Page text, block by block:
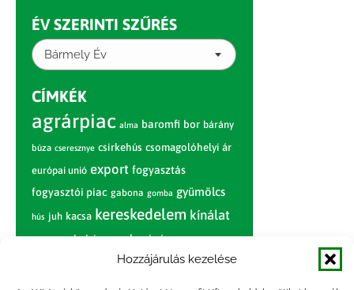
Hozzájárulás kezelése
ÉV SZERINTI SZŰRÉS
Bármely Év
CÍMKÉK
agrárpiac alma baromfi bor bárány
búza cseresznye csirkehús csomagolóhelyi ár
európai unió export fogyasztás
fogyasztói piac gabona gomba gyümölcs
hús juh kacsa kereskedelem kínálat
körte marhahús nagybani piac narancs
nemzetközi árinformációk
paradicsom piac piaci jelentés